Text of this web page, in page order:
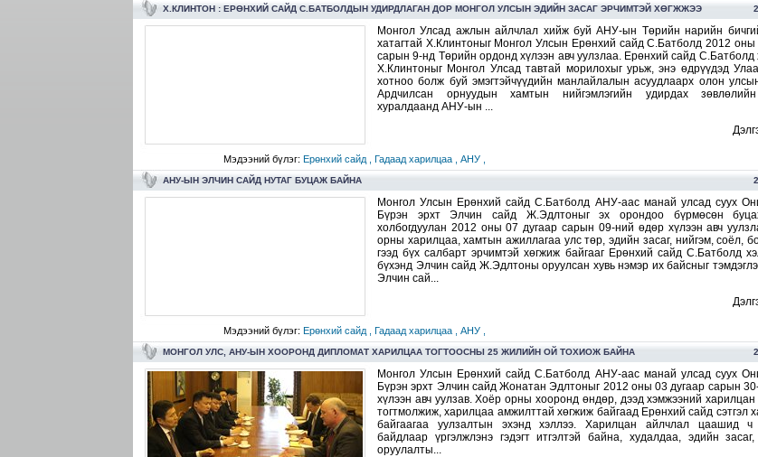
Х.КЛИНТОН : ЕРӨНХИЙ САЙД С.БАТБОЛДЫН УДИРДЛАГАН ДОР МОНГОЛ УЛСЫН ЭДИЙН ЗАСАГ ЭРЧИМТЭЙ ХӨГЖЖЭЭ
Монгол Улсад ажлын айлчлал хийж буй АНУ-ын Төрийн нарийн
хатагтай Х.Клинтоныг Монгол Улсын Ерөнхий сайд С.Батболд 2012 оны
сарын 9-нд Төрийн ордонд хүлээн авч уулзлаа. Ерөнхий сайд С.Батболд
Х.Клинтоныг Монгол Улсад тавтай морилохыг урьж, энэ өдрүүдэд
хотноо болж буй эмэгтэйчүүдийн манлайлалын асуудлаарх олон
Ардчилсан орнуудын хамтын нийгэмлэгийн удирдах
хуралдаанд АНУ-ын ...
Мэдээний бүлэг: Ерөнхий сайд , Гадаад харилцаа , АНУ ,
АНУ-ЫН ЭЛЧИН САЙД НУТАГ БУЦАЖ БАЙНА
Монгол Улсын Ерөнхий сайд С.Батболд АНУ-аас манай улсад суух
Бүрэн эрхт Элчин сайд Ж.Эдлтоныг эх орондоо бүрмөсөн
холбогдуулан 2012 оны 07 дугаар сарын 09-ний өдөр хүлээн авч
орны харилцаа, хамтын ажиллагаа улс төр, эдийн засаг, нийгэм, соёл,
гээд бүх салбарт эрчимтэй хөгжиж байгааг Ерөнхий сайд С.Батболд
бүхэнд Элчин сайд Ж.Эдлтоны оруулсан хувь нэмэр их байсныг
Элчин сай...
Мэдээний бүлэг: Ерөнхий сайд , Гадаад харилцаа , АНУ ,
МОНГОЛ УЛС, АНУ-ЫН ХООРОНД ДИПЛОМАТ ХАРИЛЦАА ТОГТООСНЫ 25 ЖИЛИЙН ОЙ ТОХИОЖ БАЙНА
Монгол Улсын Ерөнхий сайд С.Батболд АНУ-аас манай улсад суух
Бүрэн эрхт Элчин сайд Жонатан Эдлтоныг 2012 оны 03 дугаар сарын
хүлээн авч уулзав. Хоёр орны хооронд өндөр, дээд хэмжээний
тогтмолжиж, харилцаа амжилттай хөгжиж байгаад Ерөнхий сайд сэтгэл
байгаагаа уулзалтын эхэнд хэллээ. Харилцан айлчлал цаашид ч
байдлаар үргэлжлэнэ гэдэгт итгэлтэй байна, худалдаа, эдийн засаг,
оруулалты...